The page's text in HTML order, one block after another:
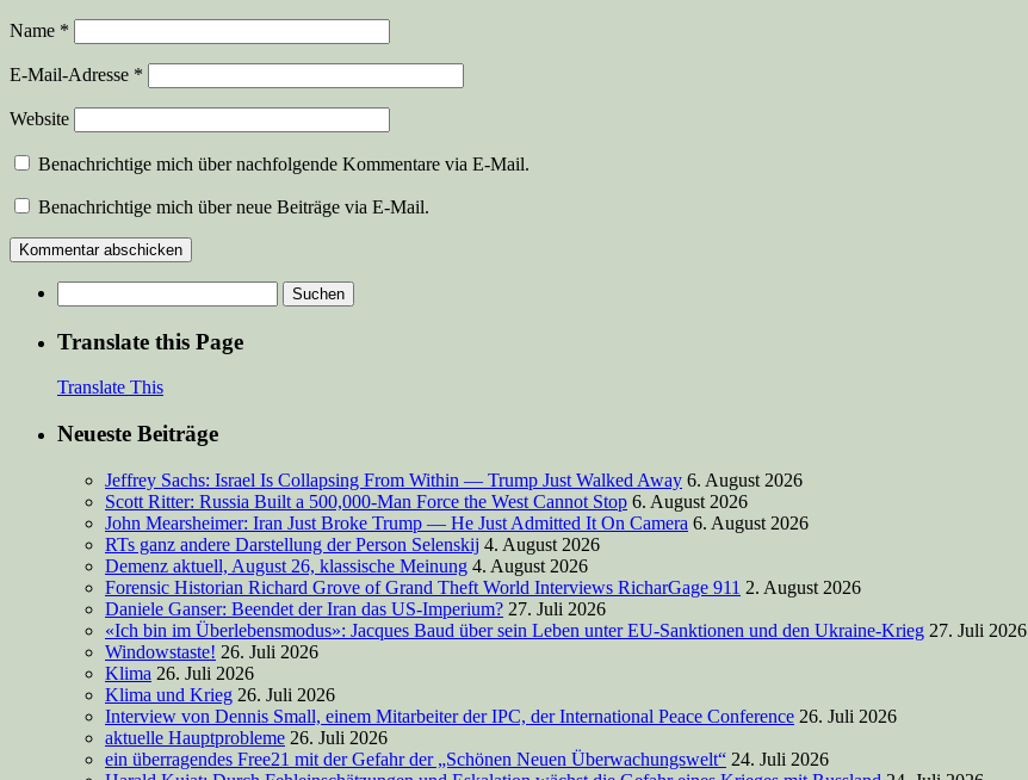
Name *
E-Mail-Adresse *
Website
Benachrichtige mich über nachfolgende Kommentare via E-Mail.
Benachrichtige mich über neue Beiträge via E-Mail.
nach:
Translate this Page
Translate This
Neueste Beiträge
Jeffrey Sachs: Israel Is Collapsing From Within — Trump Just Walked Away 6. August 2026
Scott Ritter: Russia Built a 500,000-Man Force the West Cannot Stop 6. August 2026
John Mearsheimer: Iran Just Broke Trump — He Just Admitted It On Camera 6. August 2026
RTs ganz andere Darstellung der Person Selenskij 4. August 2026
Demenz aktuell, August 26, klassische Meinung 4. August 2026
Forensic Historian Richard Grove of Grand Theft World Interviews RicharGage 911 2. August 2026
Daniele Ganser: Beendet der Iran das US-Imperium? 27. Juli 2026
«Ich bin im Überlebensmodus»: Jacques Baud über sein Leben unter EU-Sanktionen und den Ukraine-Krieg 27. Juli 2026
Windowstaste! 26. Juli 2026
Klima 26. Juli 2026
Klima und Krieg 26. Juli 2026
Interview von Dennis Small, einem Mitarbeiter der IPC, der International Peace Conference 26. Juli 2026
aktuelle Hauptprobleme 26. Juli 2026
ein überragendes Free21 mit der Gefahr der „Schönen Neuen Überwachungswelt“ 24. Juli 2026